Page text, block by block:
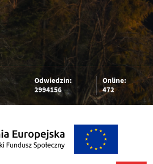
Odwiedzin:
2994156
Online:
472